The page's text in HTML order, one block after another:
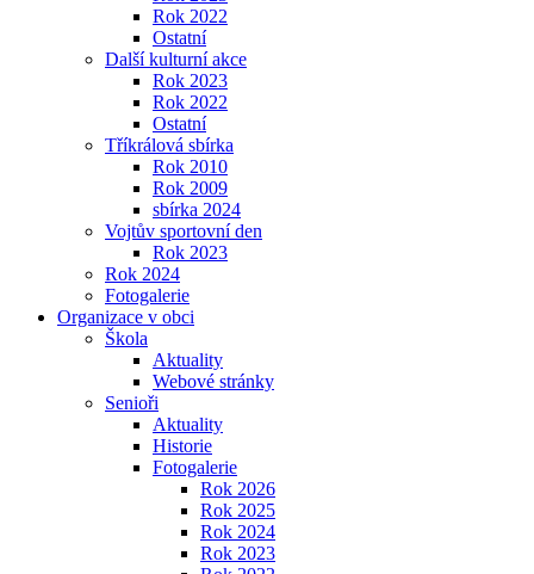
Rok 2022
Ostatní
Další kulturní akce
Rok 2023
Rok 2022
Ostatní
Tříkrálová sbírka
Rok 2010
Rok 2009
sbírka 2024
Vojtův sportovní den
Rok 2023
Rok 2024
Fotogalerie
Organizace v obci
Škola
Aktuality
Webové stránky
Senioři
Aktuality
Historie
Fotogalerie
Rok 2026
Rok 2025
Rok 2024
Rok 2023